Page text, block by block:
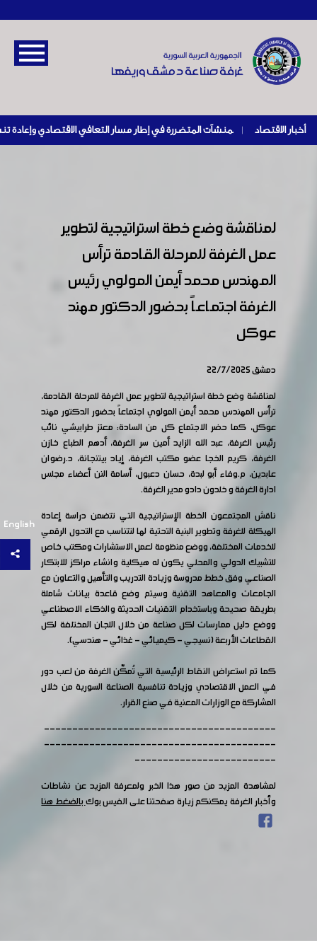
أخبار الاقتصاد |
English
لمناقشة وضع خطة استراتيجية لتطوير
عمل الغرفة للمرحلة القادمة ترأس
المهندس محمد أيمن المولوي رئيس
الغرفة اجتماعاً بحضور الدكتور مهند
عوكل
دمشق 22/7/2025
لمناقشة وضع خطة استراتيجية لتطوير عمل الغرفة للمرحلة القادمة،
ترأس المهندس محمد أيمن المولوي اجتماعاً بحضور الدكتور مهند
عوكل، كما حضر الاجتماع كل من السادة: معتز طرابيشي نائب
رئيس الغرفة، عبد الله الزايد أمين سر الغرفة، أدهم الطباع خازن
الغرفة، كريم الخجا عضو مكتب الغرفة، إياد بيتنجانة، د.رضوان
عابدين، م.وفاء أبو لبدة، حسان دعبول، أسامة النن أعضاء مجلس
ادارة الغرفة و خلدون دادو مدير الغرفة.
ناقش المجتمعون الخطة الإستراتيجية التي تتضمن دراسة إعادة
الهيكلة للغرفة وتطوير البنية التحتية لها لتتناسب مع التحول الرقمي
للخدمات المختلفة، ووضع منظومة لعمل الاستشارات ومكتب خاص
للتشبيك الدولي والمحلي يكون له هيكلية وانشاء مراكز للابتكار
الصناعي وفق خطط مدروسة وزيادة التدريب والتأهيل والتعاون مع
الجامعات والمعاهد التقنية وسيتم وضع قاعدة بيانات شاملة
بطريقة صحيحة وباستخدام التقنيات الحديثة والذكاء الاصطناعي
ووضع دليل ممارسات لكل صناعة من خلال اللجان المختلفة لكل
القطاعات الأربعة (نسيجي - كيميائي - غذائي - هندسي).
كما تم استعراض النقاط الرئيسية التي تُمكّن الغرفة من لعب دور
في العمل الاقتصادي وزيادة تنافسية الصناعة السورية من خلال
المشاركة مع الوزارات المعنية في صنع القرار.
-----------------------------------------
-----------------------------------------
-------------------------
لمشاهدة المزيد من صور هذا الخبر ولمعرفة المزيد عن نشاطات
وأخبار الغرفة يمكنكم زيارة صفحتنا على الفيس بوكبالضغط هنا